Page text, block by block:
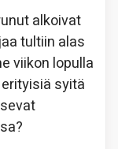
alkoivat
tultiin alas
viikon lopulla
syitä